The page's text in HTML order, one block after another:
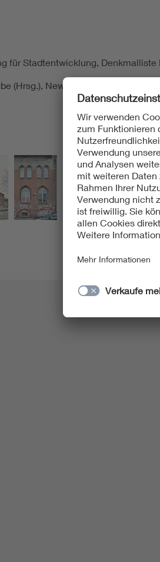
für Stadtentwicklung, Denkmalliste
(Hrsg.), New Power. Transforming